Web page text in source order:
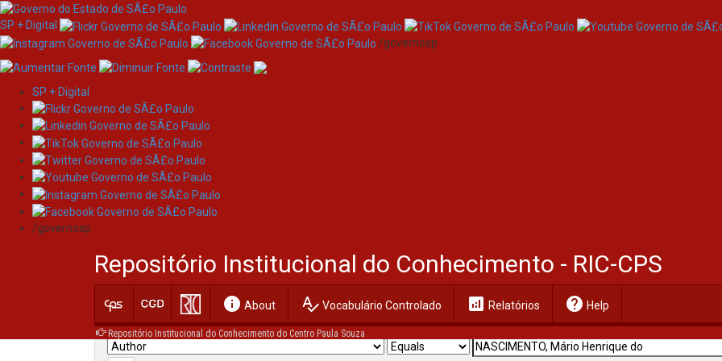
Skip
navigation
SP + Digital
/governosp
SP + Digital
/governosp
Repositório Institucional do Conhecimento - RIC-CPS
info About spellcheck Vocabulário Controlado analytics Relatórios help Help
Repositório Institucional do Conhecimento do Centro Paula Souza
Search
Current filters: